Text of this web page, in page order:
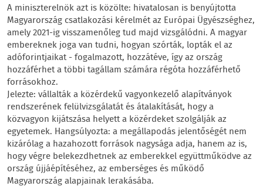
A miniszterelnök azt is közölte: hivatalosan is benyújtotta
Magyarország csatlakozási kérelmét az Európai Ügyészséghez,
amely 2021-ig visszamenőleg tud majd vizsgálódni. A magyar
embereknek joga van tudni, hogyan szórták, lopták el az
adóforintjaikat - fogalmazott, hozzátéve, így az ország
hozzáférhet a többi tagállam számára régóta hozzáférhető
forrásokhoz.
Jelezte: vállalták a közérdekű vagyonkezelő alapítványok
rendszerének felülvizsgálatát és átalakítását, hogy a
közvagyon kijátszása helyett a közérdeket szolgálják az
egyetemek. Hangsúlyozta: a megállapodás jelentőségét nem
kizárólag a hazahozott források nagysága adja, hanem az is,
hogy végre belekezdhetnek az emberekkel együttműködve az
ország újjáépítéséhez, az emberséges és működő
Magyarország alapjainak lerakásába.